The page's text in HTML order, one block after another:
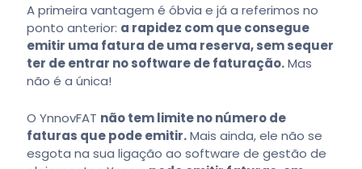
A primeira vantagem é óbvia e já a referimos no
ponto anterior: a rapidez com que consegue
emitir uma fatura de uma reserva, sem sequer
ter de entrar no software de faturação.Mas
não é a única!
O YnnovFAT não tem limite no número de
faturas que pode emitir.Mais ainda, ele não se
esgota na sua ligação ao software de gestão de